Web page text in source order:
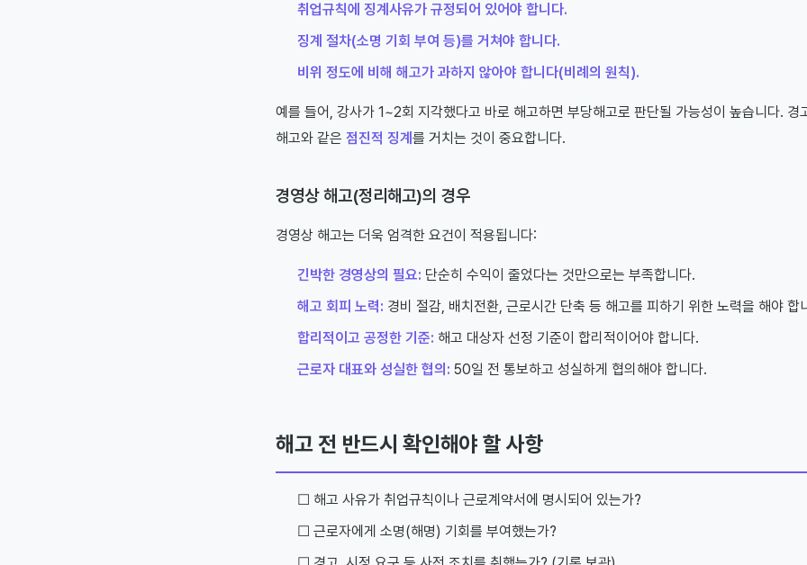
취업규칙에 징계사유가 규정되어 있어야 합니다.
징계 절차(소명 기회 부여 등)를 거쳐야 합니다.
비위 정도에 비해 해고가 과하지 않아야 합니다(비례의 원칙).
예를 들어, 강사가 1~2회 지각했다고 바로 해고하면 부당해고로 판단될 가능성이 높습니다.
해고와 같은 점진적 징계 를 거치는 것이 중요합니다.
경영상 해고(정리해고)의 경우
경영상 해고는 더욱 엄격한 요건이 적용됩니다:
긴박한 경영상의 필요: 단순히 수익이 줄었다는 것만으로는 부족합니다.
해고 회피 노력: 경비 절감, 배치전환, 근로시간 단축 등 해고를 피하기 위한 노력을 해야 합
합리적이고 공정한 기준: 해고 대상자 선정 기준이 합리적이어야 합니다.
근로자 대표와 성실한 협의: 50일 전 통보하고 성실하게 협의해야 합니다.
해고 전 반드시 확인해야 할 사항
☐ 해고 사유가 취업규칙이나 근로계약서에 명시되어 있는가?
☐ 근로자에게 소명(해명) 기회를 부여했는가?